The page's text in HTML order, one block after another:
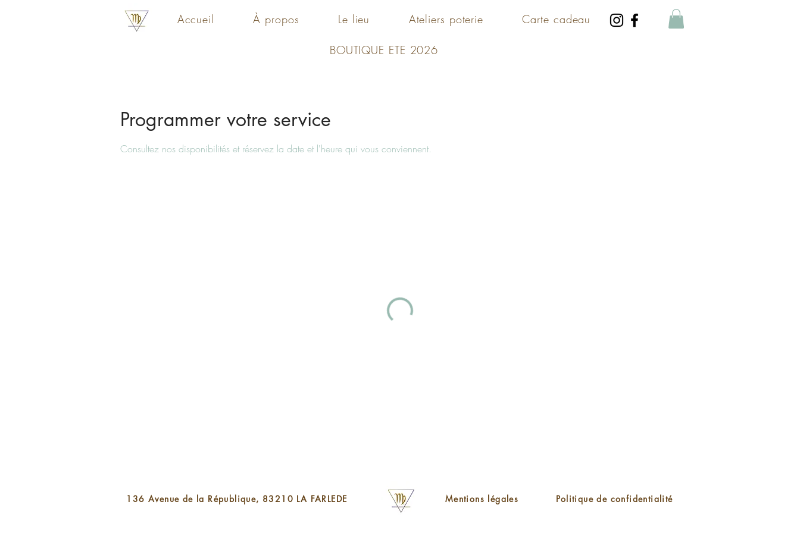
Accueil À propos Le lieu Ateliers poterie Carte cadeau
BOUTIQUE ETE 2026
Programmer votre service
Consultez nos disponibilités et réservez la date et l'heure qui vous conviennent.
136 Avenue de la République, 83210 LA FARLEDE Mentions légales Politique de confidentialité